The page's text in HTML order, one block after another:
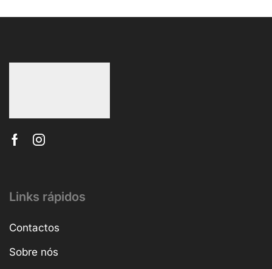
Links rápidos
Contactos
Sobre nós